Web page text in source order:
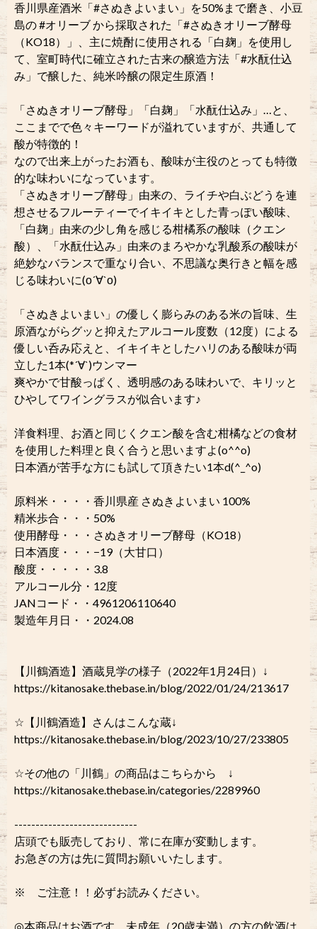
香川県産酒米「#さぬきよいまい」を50%まで磨き、小豆
島の #オリーブ から採取された「#さぬきオリーブ酵母
（KO18）」、主に焼酎に使用される「白麹」を使用し
て、室町時代に確立された古来の醸造方法「#水酛仕込
み」で醸した、純米吟醸の限定生原酒！
「さぬきオリーブ酵母」「白麹」「水酛仕込み」…と、
ここまでで色々キーワードが溢れていますが、共通して
酸が特徴的！
なので出来上がったお酒も、酸味が主役のとっても特徴
的な味わいになっています。
「さぬきオリーブ酵母」由来の、ライチや白ぶどうを連
想させるフルーティーでイキイキとした青っぽい酸味、
「白麹」由来の少し角を感じる柑橘系の酸味（クエン
酸）、「水酛仕込み」由来のまろやかな乳酸系の酸味が
絶妙なバランスで重なり合い、不思議な奥行きと幅を感
じる味わいに(о´∀`о)
「さぬきよいまい」の優しく膨らみのある米の旨味、生
原酒ながらグッと抑えたアルコール度数（12度）による
優しい呑み応えと、イキイキとしたハリのある酸味が両
立した1本(*´∀`)ウンマー
爽やかで甘酸っぱく、透明感のある味わいで、キリッと
ひやしてワイングラスが似合います♪
洋食料理、お酒と同じくクエン酸を含む柑橘などの食材
を使用した料理と良く合うと思いますよ(o^^o)
日本酒が苦手な方にも試して頂きたい1本d(^_^o)
原料米・・・・香川県産 さぬきよいまい 100%
精米歩合・・・50%
使用酵母・・・さぬきオリーブ酵母（KO18）
日本酒度・・・−19（大甘口）
酸度・・・・・3.8
アルコール分・12度
JANコード・・4961206110640
製造年月日・・2024.08
【川鶴酒造】酒蔵見学の様子（2022年1月24日）↓
https://kitanosake.thebase.in/blog/2022/01/24/213617
☆【川鶴酒造】さんはこんな蔵↓
https://kitanosake.thebase.in/blog/2023/10/27/233805
☆その他の「川鶴」の商品はこちらから ↓
https://kitanosake.thebase.in/categories/2289960
-----------------------------
店頭でも販売しており、常に在庫が変動します。
お急ぎの方は先に質問お願いいたします。
※ ご注意！！必ずお読みください。
◎本商品はお酒です。未成年（20歳未満）の方の飲酒は